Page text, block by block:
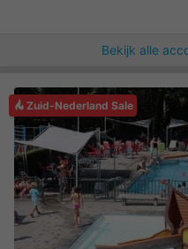
Bekijk alle
Zuid-Nederland Sale